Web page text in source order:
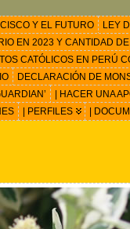
Y EL FUTURO LEY
EN 2023 Y CANTIDAD
CATÓLICOS EN PERÚ
DECLARACIÓN DE
| HACER UNA
| PERFILES |